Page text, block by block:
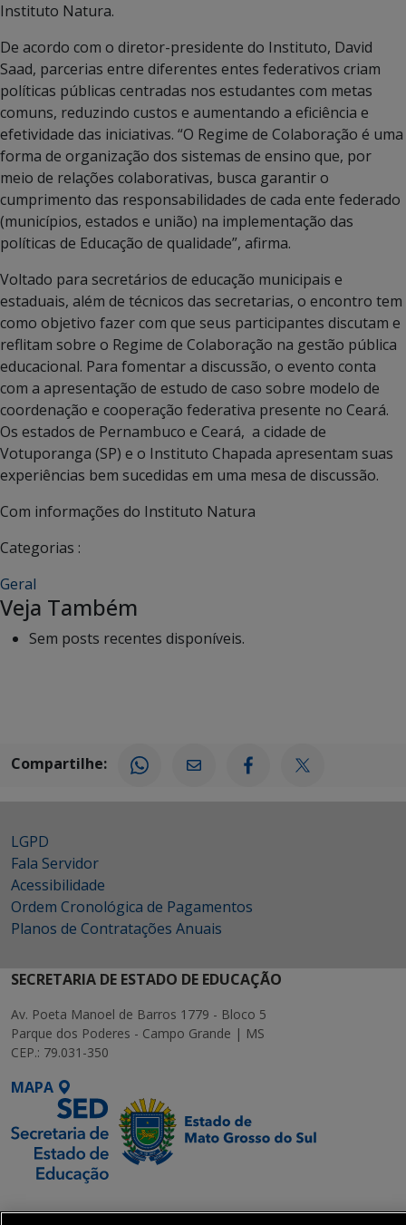
Instituto Natura.
De acordo com o diretor-presidente do Instituto, David
Saad, parcerias entre diferentes entes federativos criam
políticas públicas centradas nos estudantes com metas
comuns, reduzindo custos e aumentando a eficiência e
efetividade das iniciativas. “O Regime de Colaboração é uma
forma de organização dos sistemas de ensino que, por
meio de relações colaborativas, busca garantir o
cumprimento das responsabilidades de cada ente federado
(municípios, estados e união) na implementação das
políticas de Educação de qualidade”, afirma.
Voltado para secretários de educação municipais e
estaduais, além de técnicos das secretarias, o encontro tem
como objetivo fazer com que seus participantes discutam e
reflitam sobre o Regime de Colaboração na gestão pública
educacional. Para fomentar a discussão, o evento conta
com a apresentação de estudo de caso sobre modelo de
coordenação e cooperação federativa presente no Ceará.
Os estados de Pernambuco e Ceará, a cidade de
Votuporanga (SP) e o Instituto Chapada apresentam suas
experiências bem sucedidas em uma mesa de discussão.
Com informações do Instituto Natura
Categorias :
Geral
Veja Também
Sem posts recentes disponíveis.
Compartilhe:
LGPD
Fala Servidor
Acessibilidade
Ordem Cronológica de Pagamentos
Planos de Contratações Anuais
SECRETARIA DE ESTADO DE EDUCAÇÃO
Av. Poeta Manoel de Barros 1779 - Bloco 5
Parque dos Poderes - Campo Grande | MS
CEP.: 79.031-350
MAPA